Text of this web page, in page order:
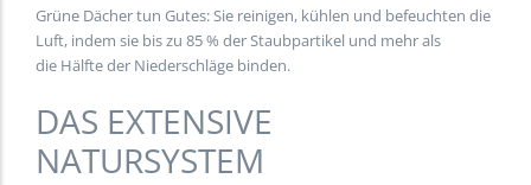
Grüne Dächer tun Gutes: Sie reinigen, kühlen und befeuchten die
Luft, indem sie bis zu 85 % der Staubpartikel und mehr als
die Hälfte der Niederschläge binden.
DAS EXTENSIVE
NATURSYSTEM